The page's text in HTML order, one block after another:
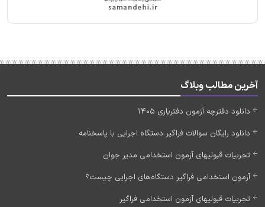
آخرین مطالب وبلاگ
دانلود دفترچه آزمون دفتریاری 1405
دانلود رایگان سوالات فراگیر دستگاه اجرایی با پاسخنامه
تجربیات قبولیهای آزمون استخدامی مدیر جوان
آزمون استخدامی فراگیر دستگاه‌های اجرایی چیست؟
تجربیات قبولیهای آزمون استخدامی فراگیر